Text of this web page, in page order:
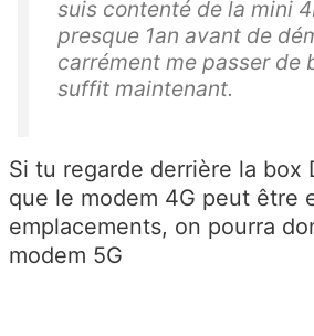
suis contenté de la mini
presque 1an avant de
carrément me passer de
suffit maintenant.
Si tu regarde derrière la box
que le modem 4G peut être
emplacements, on pourra
modem 5G